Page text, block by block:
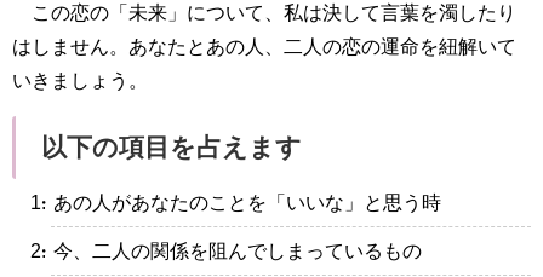
この恋の「未来」について、私は決して言葉を濁したり
はしません。あなたとあの人、二人の恋の運命を紐解いて
いきましょう。
以下の項目を占えます
・あの人があなたのことを「いいな」と思う時
・今、二人の関係を阻んでしまっているもの